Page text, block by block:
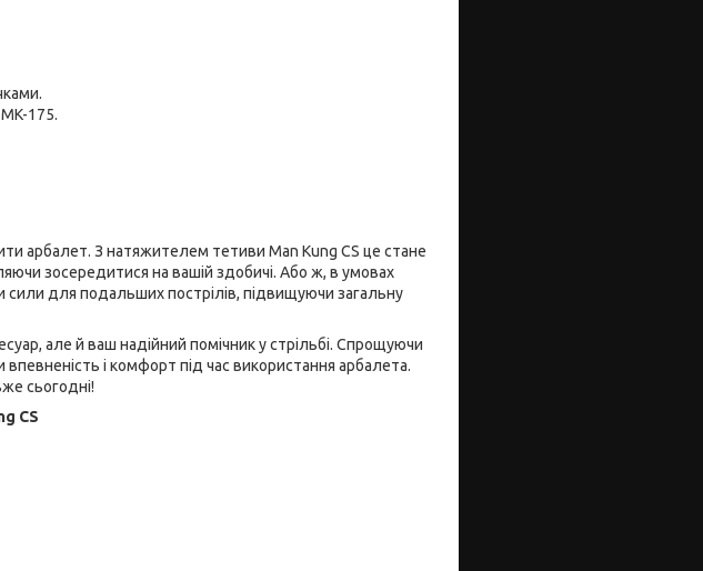
175.
арбалет. З натяжителем тетиви Man Kung CS це стане
зосередитися на вашій здобичі. Або ж, в умовах
для подальших пострілів, підвищуючи загальну
але й ваш надійний помічник у стрільбі. Спрощуючи
впевненість і комфорт під час використання арбалета.
сьогодні!
CS